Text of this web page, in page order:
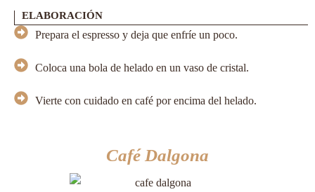
ELABORACIÓN
Prepara el espresso y deja que enfríe un poco.
Coloca una bola de helado en un vaso de cristal.
Vierte con cuidado en café por encima del helado.
Café Dalgona